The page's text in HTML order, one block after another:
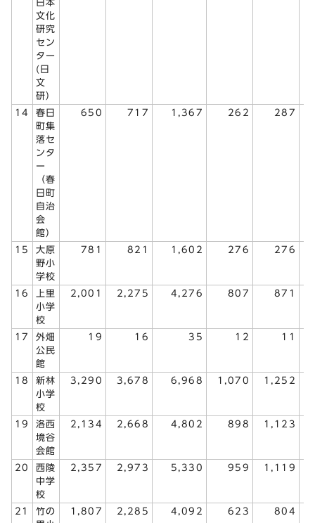
日本
文化
研究
セン
ター
(日
文
研）
14
春日
町集
落セ
ンタ
ー
（春
日町
自治
会
館）
650 717 1,367 262 287
15
大原
野小
学校
781 821 1,602 276 276
16
上里
小学
校
2,001 2,275 4,276 807 871
17
外畑
公民
館
19 16 35 12 11
18
新林
小学
校
3,290 3,678 6,968 1,070 1,252
19
洛西
境谷
会館
2,134 2,668 4,802 898 1,123
20
西陵
中学
校
2,357 2,973 5,330 959 1,119
21
竹の
1,807 2,285 4,092 623 804